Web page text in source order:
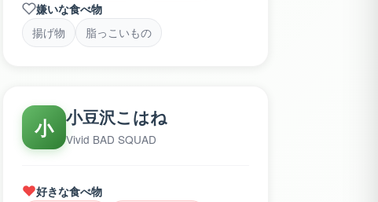
嫌いな食べ物
揚げ物
脂っこいもの
小 小豆沢こはね
Vivid BAD SQUAD
好きな食べ物